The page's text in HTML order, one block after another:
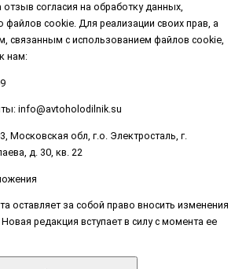
согласия на обработку данных,
cookie. Для реализации своих прав, а
связанным с использованием файлов cookie,
нам:
info@avtoholodilnik.su
Московская обл, г.о. Электросталь, г.
д. 30, кв. 22
оставляет за собой право вносить изменения
редакция вступает в силу с момента ее